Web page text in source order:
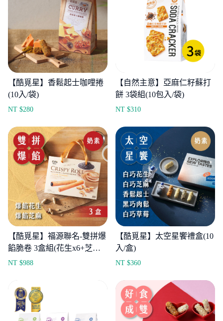
【酷覓星】香鬆起士咖哩捲
(10入/袋)
NT $280
【自然主意】亞麻仁籽蘇打
餅 3袋組(10包入/袋)
NT $310
【酷覓星】福源聯名-雙拼爆
餡脆卷 3盒組(花生x6+芝麻
x6/盒)
NT $988
【酷覓星】太空星饗禮盒(10
入/盒)
NT $360